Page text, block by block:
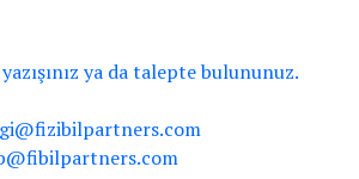
ya da talepte bulununuz.